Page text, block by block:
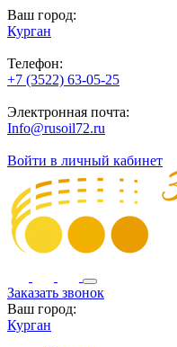
Ваш город:
Курган
Телефон:
+7 (3522) 63-05-25
Электронная почта:
Info@rusoil72.ru
Войти в личный кабинет
Заказать звонок
Ваш город:
Курган